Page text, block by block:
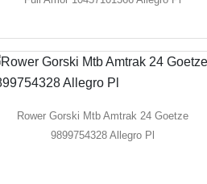
Rower Gorski Mtb Amtrak 24 Goetze
9899754328 Allegro Pl